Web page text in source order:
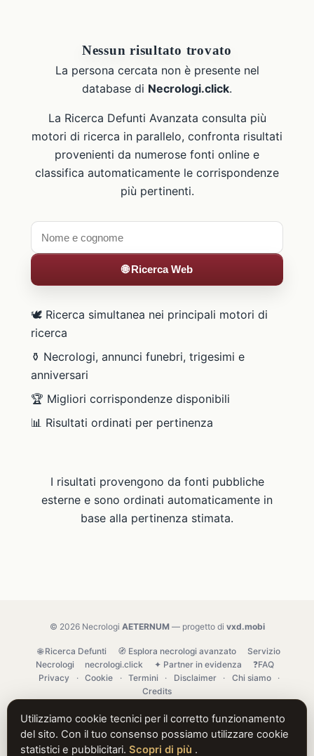
Nessun risultato trovato
La persona cercata non è presente nel
database di Necrologi.click.
La Ricerca Defunti Avanzata consulta più
motori di ricerca in parallelo, confronta risultati
provenienti da numerose fonti online e
classifica automaticamente le corrispondenze
più pertinenti.
🌐 Ricerca Web
🕊️ Ricerca simultanea nei principali motori di
ricerca
⚱️ Necrologi, annunci funebri, trigesimi e
anniversari
🏆 Migliori corrispondenze disponibili
📊 Risultati ordinati per pertinenza
I risultati provengono da fonti pubbliche
esterne e sono ordinati automaticamente in
base alla pertinenza stimata.
© 2026 Necrologi AETERNUM— progetto di vxd.mobi
🌐 Ricerca Defunti 🧭 Esplora necrologi avanzato
Servizio
Necrologi
necrologi.click ✦ Partner in evidenza
❓FAQ
Privacy
· Cookie · Termini · Disclaimer · Chi siamo
·
Credits
Utilizziamo cookie tecnici per il corretto funzionamento
del sito. Con il tuo consenso possiamo utilizzare cookie
statistici e pubblicitari. Scopri di più .